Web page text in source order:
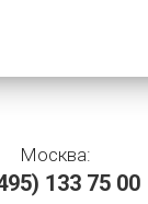
Москва:
133 75 00